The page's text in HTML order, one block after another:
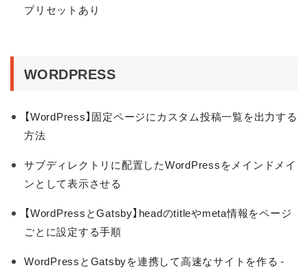
プリセットあり
WORDPRESS
【WordPress】固定ページにカスタム投稿一覧を出力する
方法
サブディレクトリに配置したWordPressをメインドメイ
ンとして表示させる
【WordPressとGatsby】headのtitleやmeta情報をページ
ごとに設定する手順
WordPressとGatsbyを連携して高速なサイトを作る -